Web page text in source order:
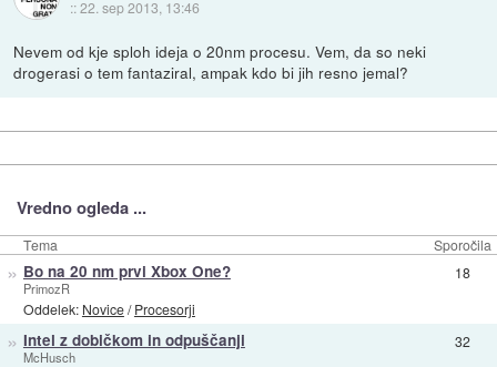
::22. sep 2013, 13:46
Nevem od kje sploh ideja o 20nm procesu. Vem, da so neki
drogerasi o tem fantaziral, ampak kdo bi jih resno jemal?
Vredno ogleda ...
Tema Sporočila
» Bo na 20 nm prvi Xbox One?
PrimozR
Oddelek: Novice/Procesorji
18
» Intel z dobičkom in odpuščanji
McHusch
32